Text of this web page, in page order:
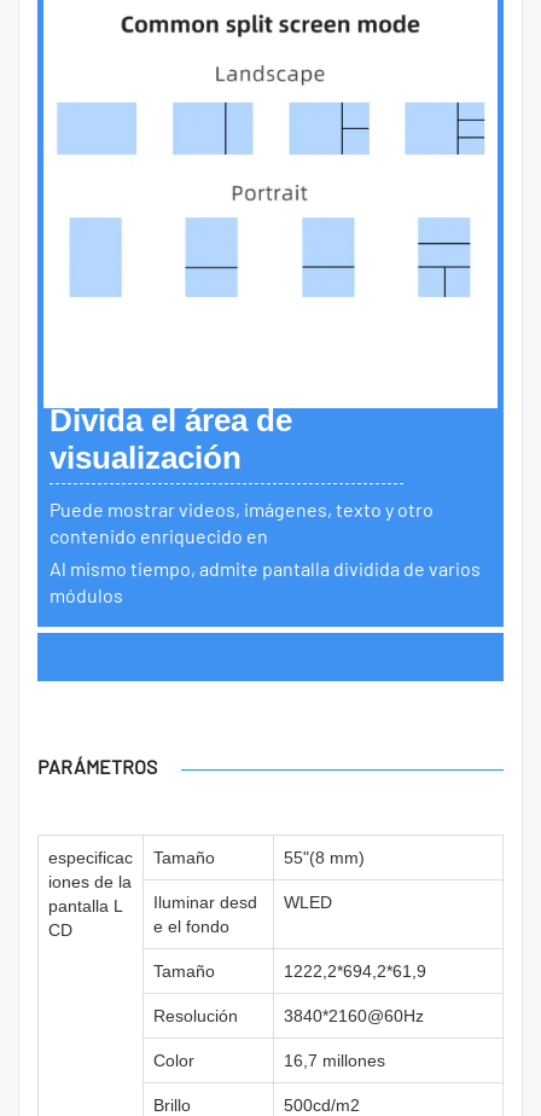
Divida el área de
visualización
Puede mostrar videos, imágenes, texto y otro
contenido enriquecido en
Al mismo tiempo, admite pantalla dividida de varios
módulos
PARÁMETROS
especificac
iones de la
pantalla L
CD
Tamaño 55"(8 mm)
Iluminar desd
e el fondo
WLED
Tamaño 1222,2*694,2*61,9
Resolución 3840*2160@60Hz
Color 16,7 millones
Brillo 500cd/m2